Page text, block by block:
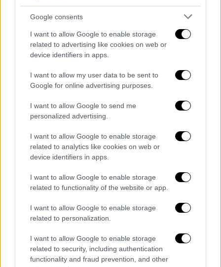
Google consents
I want to allow Google to enable storage
related to advertising like cookies on web or
device identifiers in apps.
I want to allow my user data to be sent to
Google for online advertising purposes.
I want to allow Google to send me
personalized advertising.
I want to allow Google to enable storage
related to analytics like cookies on web or
device identifiers in apps.
I want to allow Google to enable storage
related to functionality of the website or app.
I want to allow Google to enable storage
related to personalization.
I want to allow Google to enable storage
related to security, including authentication
functionality and fraud prevention, and other
Μεταφύτευση υπεραιωνόβιας ελιάς